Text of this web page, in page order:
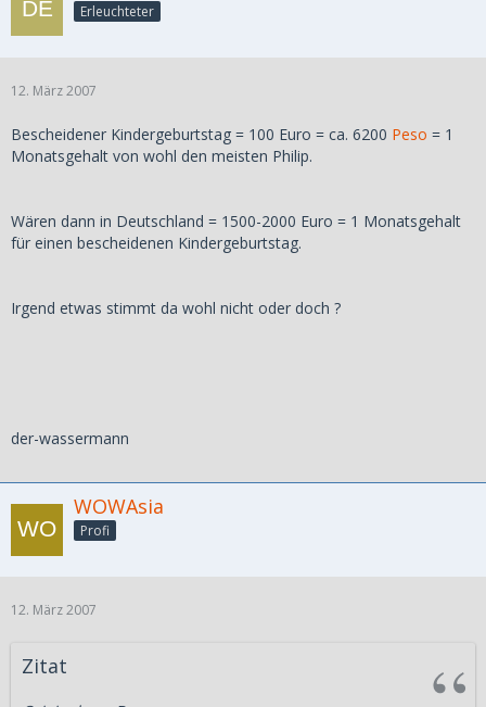
Erleuchteter
12. März 2007
Bescheidener Kindergeburtstag = 100 Euro = ca. 6200 Peso = 1
Monatsgehalt von wohl den meisten Philip.
Wären dann in Deutschland = 1500-2000 Euro = 1 Monatsgehalt
für einen bescheidenen Kindergeburtstag.
Irgend etwas stimmt da wohl nicht oder doch ?
der-wassermann
WOWAsia
Profi
12. März 2007
Zitat